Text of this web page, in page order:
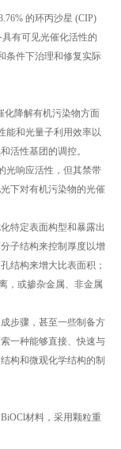
的环丙沙星 (CIP)
有可见光催化活性的
条件下治理和修复实际
化降解有机污染物方面
能和光量子利用效率以
活性基团的调控。
光响应活性，但其禁带
下对有机污染物的光催
特定表面构型和暴露出
子结构来控制厚度以增
结构来增大比表面积；
，或掺杂金属、非金属
步骤，甚至一些制备方
一种能够直接、快速与
构和微观化学结构的制
材料，采用颗粒重